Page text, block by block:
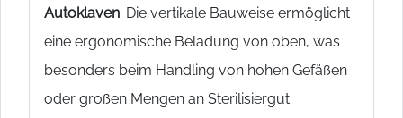
Autoklaven. Die vertikale Bauweise ermöglicht
eine ergonomische Beladung von oben, was
besonders beim Handling von hohen Gefäßen
oder großen Mengen an Sterilisiergut